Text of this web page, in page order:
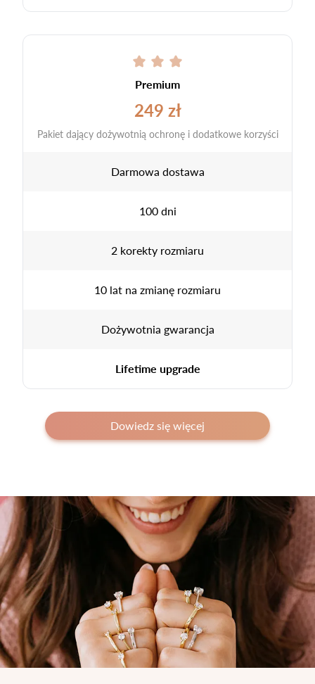
Premium
249 zł
Pakiet dający dożywotnią ochronę i dodatkowe korzyści
Darmowa dostawa
100 dni
2 korekty rozmiaru
10 lat na zmianę rozmiaru
Dożywotnia gwarancja
Lifetime upgrade
Dowiedz się więcej